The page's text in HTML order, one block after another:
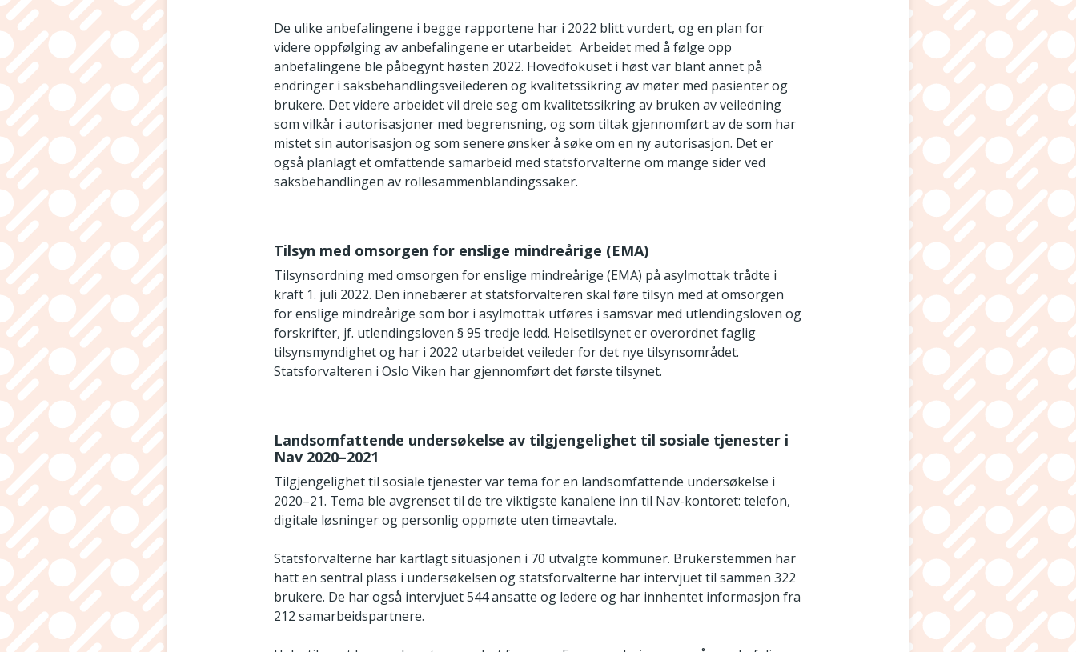
De ulike anbefalingene i begge rapportene har i 2022 blitt vurdert, og en plan for
videre oppfølging av anbefalingene er utarbeidet. Arbeidet med å følge opp
anbefalingene ble påbegynt høsten 2022. Hovedfokuset i høst var blant annet på
endringer i saksbehandlingsveilederen og kvalitetssikring av møter med pasienter og
brukere. Det videre arbeidet vil dreie seg om kvalitetssikring av bruken av veiledning
som vilkår i autorisasjoner med begrensning, og som tiltak gjennomført av de som har
mistet sin autorisasjon og som senere ønsker å søke om en ny autorisasjon. Det er
også planlagt et omfattende samarbeid med statsforvalterne om mange sider ved
saksbehandlingen av rollesammenblandingssaker.
Tilsyn med omsorgen for enslige mindreårige (EMA)
Tilsynsordning med omsorgen for enslige mindreårige (EMA) på asylmottak trådte i
kraft 1. juli 2022. Den innebærer at statsforvalteren skal føre tilsyn med at omsorgen
for enslige mindreårige som bor i asylmottak utføres i samsvar med utlendingsloven og
forskrifter, jf. utlendingsloven § 95 tredje ledd. Helsetilsynet er overordnet faglig
tilsynsmyndighet og har i 2022 utarbeidet veileder for det nye tilsynsområdet.
Statsforvalteren i Oslo Viken har gjennomført det første tilsynet.
Landsomfattende undersøkelse av tilgjengelighet til sosiale tjenester i
Nav 2020–2021
Tilgjengelighet til sosiale tjenester var tema for en landsomfattende undersøkelse i
2020–21. Tema ble avgrenset til de tre viktigste kanalene inn til Nav-kontoret: telefon,
digitale løsninger og personlig oppmøte uten timeavtale.
Statsforvalterne har kartlagt situasjonen i 70 utvalgte kommuner. Brukerstemmen har
hatt en sentral plass i undersøkelsen og statsforvalterne har intervjuet til sammen 322
brukere. De har også intervjuet 544 ansatte og ledere og har innhentet informasjon fra
212 samarbeidspartnere.